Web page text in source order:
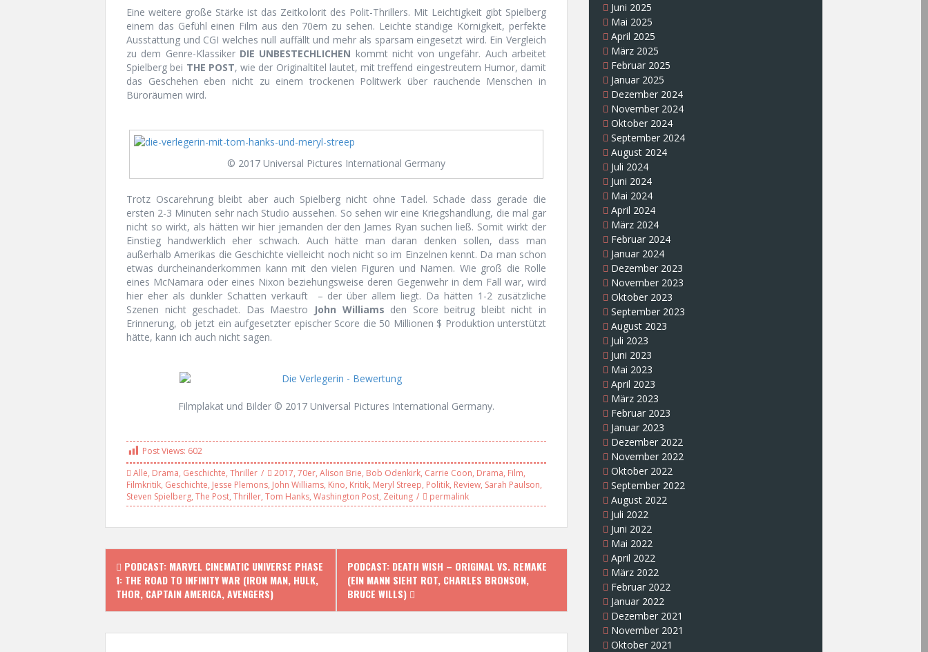
Eine weitere große Stärke ist das Zeitkolorit des Polit-Thrillers. Mit Leichtigkeit gibt Spielberg
einem das Gefühl einen Film aus den 70ern zu sehen. Leichte ständige Körnigkeit, perfekte
Ausstattung und CGI welches null auffällt und mehr als sparsam eingesetzt wird. Ein Vergleich
zu dem Genre-Klassiker DIE UNBESTECHLICHEN kommt nicht von ungefähr. Auch arbeitet
Spielberg bei THE POST, wie der Originaltitel lautet, mit treffend eingestreutem Humor, damit
das Geschehen eben nicht zu einem trockenen Politwerk über rauchende Menschen in
Büroräumen wird.
© 2017 Universal Pictures International Germany
Trotz Oscarehrung bleibt aber auch Spielberg nicht ohne Tadel. Schade dass gerade die
ersten 2-3 Minuten sehr nach Studio aussehen. So sehen wir eine Kriegshandlung, die mal gar
nicht so wirkt, als hätten wir hier jemanden der den James Ryan suchen ließ. Somit wirkt der
Einstieg handwerklich eher schwach. Auch hätte man daran denken sollen, dass man
außerhalb Amerikas die Geschichte vielleicht noch nicht so im Einzelnen kennt. Da man schon
etwas durcheinanderkommen kann mit den vielen Figuren und Namen. Wie groß die Rolle
eines McNamara oder eines Nixon beziehungsweise deren Gegenwehr in dem Fall war, wird
hier eher als dunkler Schatten verkauft – der über allem liegt. Da hätten 1-2 zusätzliche
Szenen nicht geschadet. Das Maestro
John Williams den Score beitrug bleibt nicht in
Erinnerung, ob jetzt ein aufgesetzter epischer Score die 50 Millionen $ Produktion unterstützt
hätte, kann ich auch nicht sagen.
Filmplakat und Bilder © 2017 Universal Pictures International Germany.
Post Views: 602
Alle, Drama, Geschichte, Thriller 2017, 70er, Alison Brie, Bob Odenkirk, Carrie Coon, Drama, Film,
Filmkritik, Geschichte, Jesse Plemons, John Williams, Kino, Kritik, Meryl Streep, Politik, Review, Sarah Paulson,
Steven Spielberg, The Post, Thriller, Tom Hanks, Washington Post, Zeitung permalink
P
o
s
PODCAST: MARVEL CINEMATIC UNIVERSE PHASE
1: THE ROAD TO INFINITY WAR (IRON MAN, HULK,
THOR, CAPTAIN AMERICA, AVENGERS)
PODCAST: DEATH WISH – ORIGINAL VS. REMAKE
(EIN MANN SIEHT ROT, CHARLES BRONSON,
BRUCE WILLS)
Juni 2025
Mai 2025
April 2025
März 2025
Februar 2025
Januar 2025
Dezember 2024
November 2024
Oktober 2024
September 2024
August 2024
Juli 2024
Juni 2024
Mai 2024
April 2024
März 2024
Februar 2024
Januar 2024
Dezember 2023
November 2023
Oktober 2023
September 2023
August 2023
Juli 2023
Juni 2023
Mai 2023
April 2023
März 2023
Februar 2023
Januar 2023
Dezember 2022
November 2022
Oktober 2022
September 2022
August 2022
Juli 2022
Juni 2022
Mai 2022
April 2022
März 2022
Februar 2022
Januar 2022
Dezember 2021
November 2021
Oktober 2021